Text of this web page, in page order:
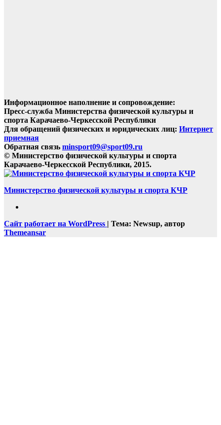
Информационное наполнение и сопровождение:
Пресс-служба Министерства физической культуры и
спорта Карачаево-Черкесской Республики
Для обращений физических и юридических лиц: Интернет
приемная
Обратная связь minsport09@sport09.ru
© Министерство физической культуры и спорта
Карачаево-Черкесской Республики, 2015.
Министерство физической культуры и спорта КЧР
Сайт работает на WordPress | Тема: Newsup, автор
Themeansar